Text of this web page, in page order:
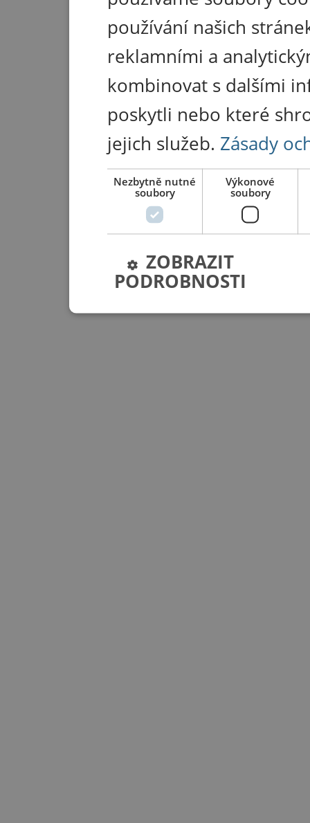
používání našich
reklamními a
kombinovat s dalšími
poskytli nebo které
jejich služeb. Zásady
Nezbytně nutné
soubory
Výkonové
soubory
ZOBRAZIT
PODROBNOSTI